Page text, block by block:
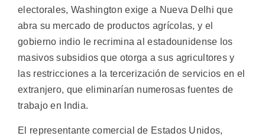
electorales, Washington exige a Nueva Delhi que
abra su mercado de productos agrícolas, y el
gobierno indio le recrimina al estadounidense los
masivos subsidios que otorga a sus agricultores y
las restricciones a la tercerización de servicios en el
extranjero, que eliminarían numerosas fuentes de
trabajo en India.
El representante comercial de Estados Unidos,